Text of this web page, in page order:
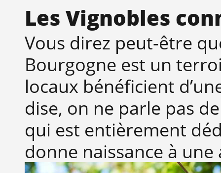
Les Vignobles
Vous direz peut-être
Bourgogne est un
locaux bénéficient
dise, on ne parle pas
qui est entièrement
donne naissance à